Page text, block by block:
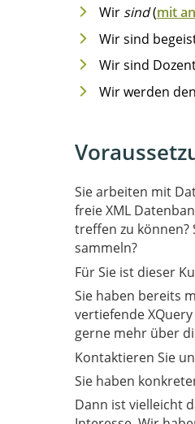
Wir sind(mit
Wir sind
Wir sind
Wir werden
Sie arbeiten mit Daten im XML Format? Sie
freie XML
treffen zu können?
sammeln?
Für Sie ist dieser
Sie haben bereits
vertiefende
gerne mehr über
Kontaktieren Sie
Sie haben
Dann ist vielleicht